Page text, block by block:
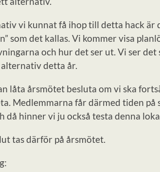
vi kunnat få ihop till detta hack är
som det kallas. Vi kommer visa
och hur det ser ut. Vi ser
detta år.
låta årsmötet besluta om vi ska
Medlemmarna får därmed tiden
då hinner vi ju också testa denna
tas därför på årsmötet.